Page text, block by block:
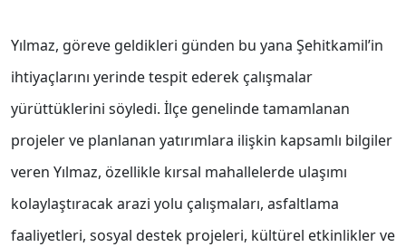
Yılmaz, göreve geldikleri günden bu yana Şehitkamil’in
ihtiyaçlarını yerinde tespit ederek çalışmalar
yürüttüklerini söyledi. İlçe genelinde tamamlanan
projeler ve planlanan yatırımlara ilişkin kapsamlı bilgiler
veren Yılmaz, özellikle kırsal mahallelerde ulaşımı
kolaylaştıracak arazi yolu çalışmaları, asfaltlama
faaliyetleri, sosyal destek projeleri, kültürel etkinlikler ve